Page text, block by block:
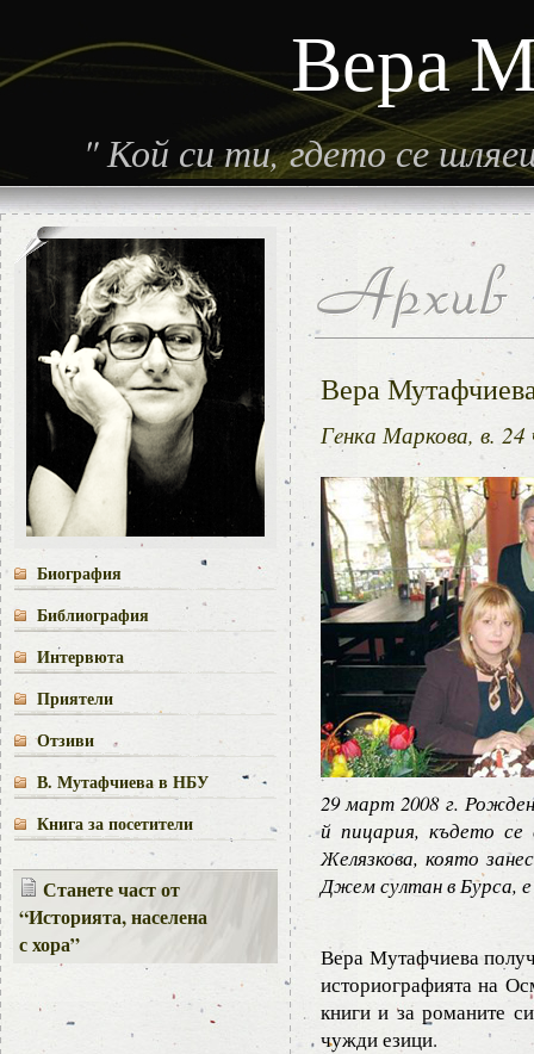
Вера
"Кой си ти, гдето се
Биография
Библиография
Интервюта
Приятели
Отзиви
В. Мутафчиева в НБУ
Книга за посетители
Станете част от
“Историята, населена
с хора”
Вера
Гeнка Маркова, в.
29 март 2008 г.
й пицария, където
Желязкова, която
Джем султан в Бурса,
Вера Мутафчиева
историографията на
книги и за романите
чужди езици.